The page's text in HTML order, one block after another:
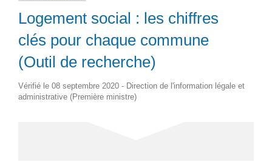
Logement social : les chiffres
clés pour chaque commune
(Outil de recherche)
Vérifié le 08 septembre 2020 - Direction de l'information légale et
administrative (Première ministre)